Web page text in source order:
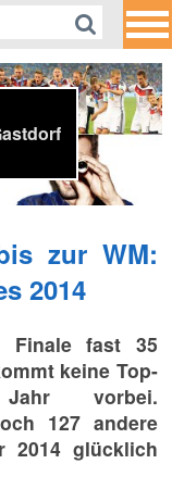
zur WM:
2014
Finale fast 35
keine Top-
vorbei.
127 andere
2014 glücklich